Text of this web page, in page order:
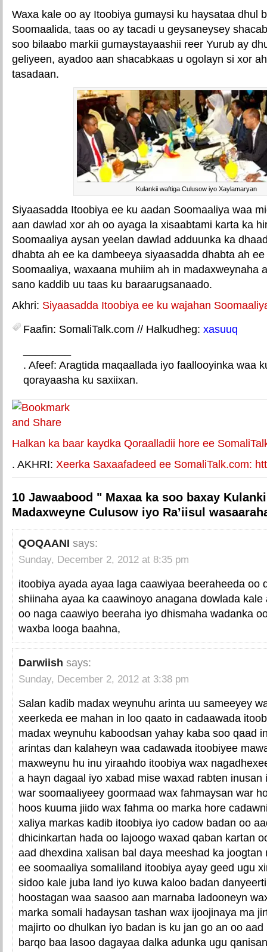
Waxa kale oo ay Itoobiya gumaysi ku haysataa dhul
Soomaalida, taas oo ay tacadi u geysaneysey
soo bilaabo markii gumaystayaashii reer Yurub ay
geliyeen, ayadoo aan shacabkaas u ogolayn si xor
tasadaan.
Kulankii waftiga Culusow iyo Xaylamaryan
Siyaasadda Itoobiya ee ku aadan Soomaaliya waa
aan dawlad xor ah oo ayaga la xisaabtami karta ka
Soomaaliya aysan yeelan dawlad adduunka ka
dhabta ah ee ka dambeeya siyaasadda dhabta ah
Soomaaliya, waxaana muhiim ah in madaxweynaha
sano kaddib uu taas ku baraarugsanaado.
Akhri: Siyaasadda Itoobiya ee ku wajahan
Faafin: SomaliTalk.com // Halkudheg: xasuuq
. Afeef: Aragtida maqaallada iyo faallooyinka waa
qorayaasha ku saxiixan.
Halkan ka baar kaydka Qoraalladii hore ee
. AKHRI: Xeerka Saxaafadeed ee SomaliTalk.com:
10 Jawaabood " Maxaa ka soo baxay
Madaxweyne Culusow iyo Ra’iisul
QOQAANI says:
Sunday, December 2, 2012 at 8:35 pm
itoobiya ayada ayaa laga caawiyaa beeraheeda oo
shiinaha ayaa ka caawinoyo anagana dowlada
oo naga caawiyo beeraha iyo dhismaha wadanka
waxba looga baahna,
Darwiish says:
Sunday, December 2, 2012 at 3:38 pm
Salan kadib madax weynuhu arinta uu sameeyey
xeerkeda ee mahan in loo qaato in cadaawada
madax weynuhu kaboodsan yahay kaba soo qaad
arintas dan kalaheyn waa cadawada itoobiyee
maxweynu hu inu yiraahdo itoobiya wax
a hayn dagaal iyo xabad mise waxad rabten inusan
war soomaaliyeey goormaad wax fahmaysan war
hoos kuuma jiido wax fahma oo marka hore
xaliya markas kadib itoobiya iyo cadow badan oo
dhicinkartan hada oo lajoogo waxad qaban kartan
aad dhexdina xalisan bal daya meeshad ka joogtan
ee soomaaliya somaliland itoobiya ayay geed ugu
sidoo kale juba land iyo kuwa kaloo badan
hoostagan waa saasoo aan marnaba ladooneyn
marka somali hadaysan tashan wax ijoojinaya ma
majirto oo dhulkan iyo badan is ku jan go an oo
barqo baa lasoo dagayaa dalka adunka ugu